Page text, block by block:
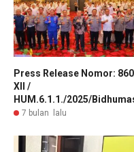
Press Release Nomor:
XII /
HUM.6.1.1./2025/
7 bulan lalu